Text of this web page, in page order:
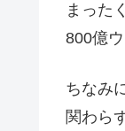
まった
800億
ちなみ
関わら